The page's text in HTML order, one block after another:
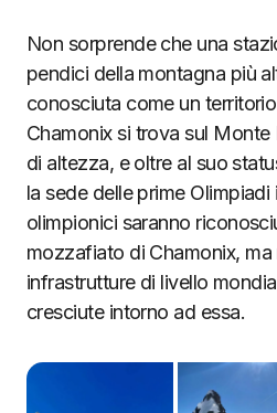
Non sorprende che una
pendici della montagna più
conosciuta come un
Chamonix si trova sul Monte
di altezza, e oltre al suo
la sede delle prime Olimpiadi
olimpionici saranno
mozzafiato di Chamonix, ma
infrastrutture di livello
cresciute intorno ad essa.